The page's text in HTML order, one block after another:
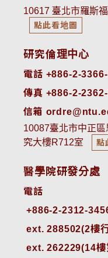
10617 臺北市羅斯
點此看地圖
研究倫理中心
電話 +886-2-
傳真 +886-2-
信箱
10087臺北市中正
究大樓R712室
點
醫學院研發分處
電話
ext. 288502(2樓
ext. 262229(14樓